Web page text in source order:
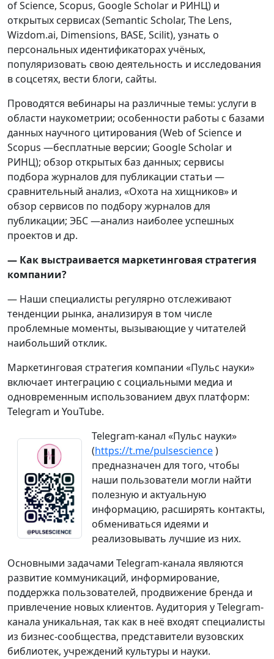
of Science, Scopus, Google Scholar и РИНЦ) и
открытых сервисах (Semantic Scholar, The Lens,
Wizdom.ai, Dimensions, BASE, Scilit), узнать о
персональных идентификаторах учёных,
популяризовать свою деятельность и исследования
в соцсетях, вести блоги, сайты.
Проводятся вебинары на различные темы: услуги в
области наукометрии; особенности работы с базами
данных научного цитирования (Web of Science и
Scopus —бесплатные версии; Google Scholar и
РИНЦ); обзор открытых баз данных; сервисы
подбора журналов для публикации статьи —
сравнительный анализ, «Охота на хищников» и
обзор сервисов по подбору журналов для
публикации; ЭБС —анализ наиболее успешных
проектов и др.
— Как выстраивается маркетинговая стратегия
компании?
— Наши специалисты регулярно отслеживают
тенденции рынка, анализируя в том числе
проблемные моменты, вызывающие у читателей
наибольший отклик.
Маркетинговая стратегия компании «Пульс науки»
включает интеграцию с социальными медиа и
одновременным использованием двух платформ:
Telegram и YouTube.
Telegram-канал «Пульс науки»
(https://t.me/pulsescience)
предназначен для того, чтобы
наши пользователи могли найти
полезную и актуальную
информацию, расширять контакты,
обмениваться идеями и
реализовывать лучшие из них.
Основными задачами Telegram-канала являются
развитие коммуникаций, информирование,
поддержка пользователей, продвижение бренда и
привлечение новых клиентов. Аудитория у Telegram-
канала уникальная, так как в неё входят специалисты
из бизнес-сообщества, представители вузовских
библиотек, учреждений культуры и науки.